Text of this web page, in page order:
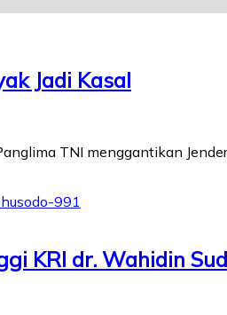
Jadi Kasal
TNI menggantikan
KRI dr. Wahidin